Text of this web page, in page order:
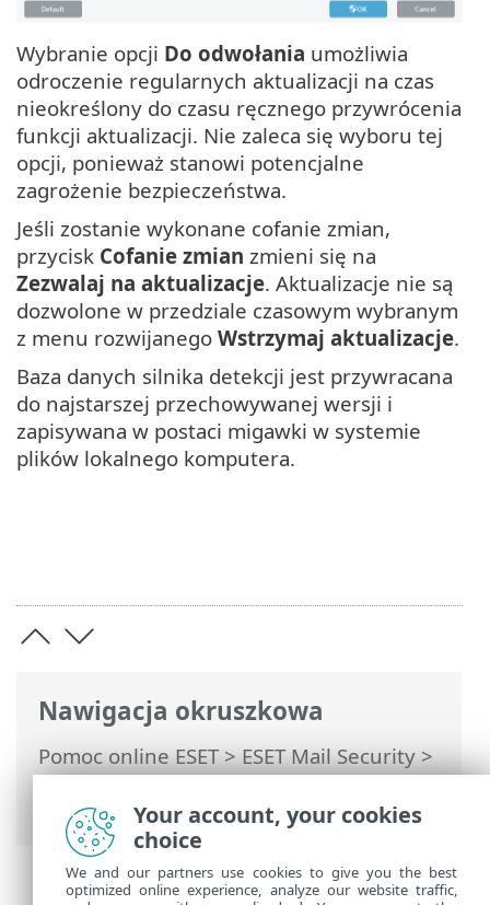
Nawigacja okruszkowa
Pomoc online ESET>ESET Mail Security>
Ustawienia zaawansowane>Ustawienia
aktualizacji> Cofanie aktualizacji
Wybranie opcji Do odwołania umożliwia
odroczenie regularnych aktualizacji na czas
nieokreślony do czasu ręcznego przywrócenia
funkcji aktualizacji. Nie zaleca się wyboru tej
opcji, ponieważ stanowi potencjalne
zagrożenie bezpieczeństwa.
Jeśli zostanie wykonane cofanie zmian,
przycisk Cofanie zmian zmieni się na
Zezwalaj na aktualizacje. Aktualizacje nie są
dozwolone w przedziale czasowym wybranym
z menu rozwijanego Wstrzymaj aktualizacje.
Baza danych silnika detekcji jest przywracana
do najstarszej przechowywanej wersji i
zapisywana w postaci migawki w systemie
plików lokalnego komputera.
Your account, your cookies
choice
We and our partners use cookies to give you the best
optimized online experience, analyze our website traffic,